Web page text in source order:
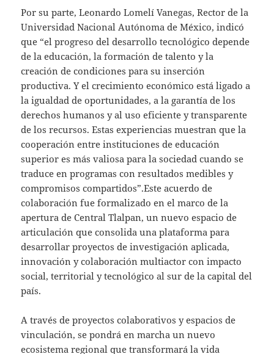
Por su parte, Leonardo Lomelí Vanegas, Rector de la
Universidad Nacional Autónoma de México, indicó
que “el progreso del desarrollo tecnológico depende
de la educación, la formación de talento y la
creación de condiciones para su inserción
productiva. Y el crecimiento económico está ligado a
la igualdad de oportunidades, a la garantía de los
derechos humanos y al uso eficiente y transparente
de los recursos. Estas experiencias muestran que la
cooperación entre instituciones de educación
superior es más valiosa para la sociedad cuando se
traduce en programas con resultados medibles y
compromisos compartidos”.Este acuerdo de
colaboración fue formalizado en el marco de la
apertura de Central Tlalpan, un nuevo espacio de
articulación que consolida una plataforma para
desarrollar proyectos de investigación aplicada,
innovación y colaboración multiactor con impacto
social, territorial y tecnológico al sur de la capital del
país.
A través de proyectos colaborativos y espacios de
vinculación, se pondrá en marcha un nuevo
ecosistema regional que transformará la vida